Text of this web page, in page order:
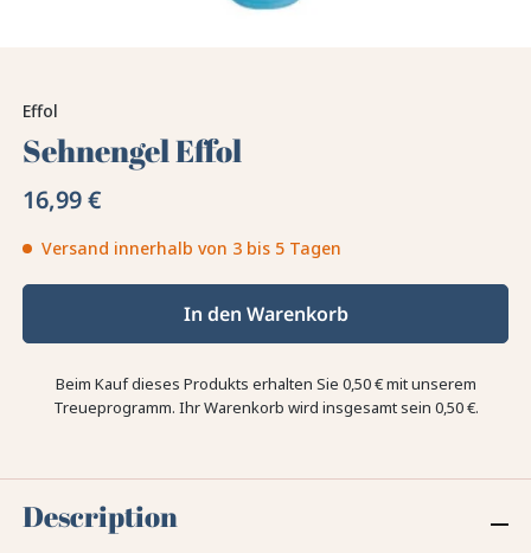
Effol
Sehnengel Effol
16,99 €
Versand innerhalb von 3 bis 5 Tagen
In den Warenkorb
Beim Kauf dieses Produkts erhalten Sie 0,50 €mit unserem
Treueprogramm. Ihr Warenkorb wird insgesamt sein 0,50 €.
Description